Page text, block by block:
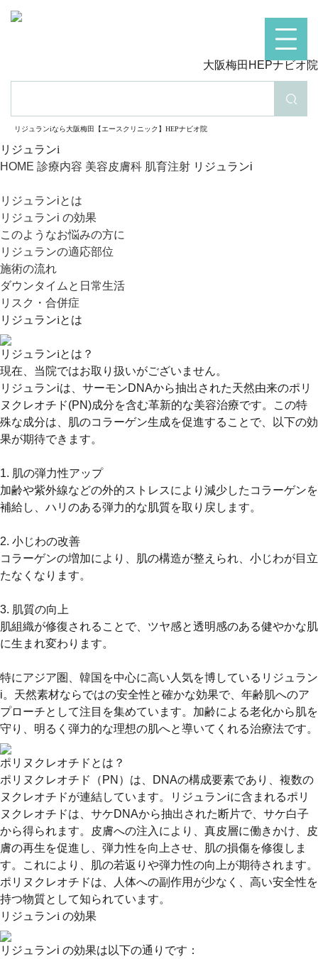
リジュランiなら大阪梅田【エースクリニック】HEPナビオ院
大阪梅田HEPナビオ院
リジュランi
HOME 診療内容 美容皮膚科 肌育注射 リジュランi
リジュランiとは
リジュランi の効果
このようなお悩みの方に
リジュランの適応部位
施術の流れ
ダウンタイムと日常生活
リスク・合併症
リジュランiとは
リジュランiとは？
現在、当院ではお取り扱いがございません。
リジュランiは、サーモンDNAから抽出された天然由来のポリ
ヌクレオチド(PN)成分を含む革新的な美容治療です。この特
殊な成分は、肌のコラーゲン生成を促進することで、以下の効
果が期待できます。
1. 肌の弾力性アップ
加齢や紫外線などの外的ストレスにより減少したコラーゲンを
補給し、ハリのある弾力的な肌質を取り戻します。
2. 小じわの改善
コラーゲンの増加により、肌の構造が整えられ、小じわが目立
たなくなります。
3. 肌質の向上
肌組織が修復されることで、ツヤ感と透明感のある健やかな肌
に生まれ変わります。
特にアジア圏、韓国を中心に高い人気を博しているリジュラン
i。天然素材ならではの安全性と確かな効果で、年齢肌へのア
プローチとして注目を集めています。加齢による老化から肌を
守り、明るく弾力的な理想の肌へと導いてくれる治療法です。
ポリヌクレオチドとは？
ポリヌクレオチド（PN）は、DNAの構成要素であり、複数の
ヌクレオチドが連結しています。リジュランiに含まれるポリ
ヌクレオチドは、サケDNAから抽出された断片で、サケ白子
から得られます。皮膚への注入により、真皮層に働きかけ、皮
膚の再生を促進し、弾力性を向上させ、肌の損傷を修復しま
す。これにより、肌の若返りや弾力性の向上が期待されます。
ポリヌクレオチドは、人体への副作用が少なく、高い安全性を
持つ物質として知られています。
リジュランi の効果
リジュランi の効果は以下の通りです：